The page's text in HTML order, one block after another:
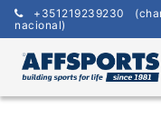
Skip
content
+351219239230
nacional)